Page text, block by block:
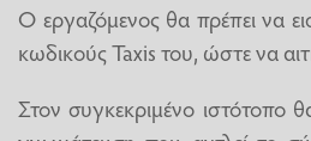
Ο εργαζόμενος θα πρέπει να
κωδικούς Taxis του, ώστε να
Στον συγκεκριμένο ιστότοπο